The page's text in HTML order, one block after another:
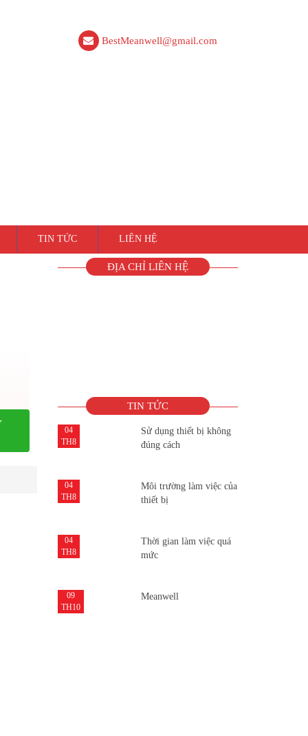
BestMeanwell@gmail.com
TIN TỨC LIÊN HỆ
ĐỊA CHỈ LIÊN HỆ
TIN TỨC
04
TH8
Sử dụng thiết bị không
đúng cách
04
TH8
Môi trường làm việc của
thiết bị
04
TH8
Thời gian làm việc quá
mức
09
TH10
Meanwell